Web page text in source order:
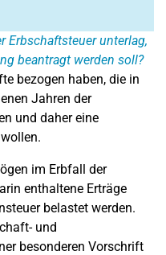
Erbschaftsteuer unterlag,
beantragt werden soll?
bezogen haben, die in
Jahren der
und daher eine
wollen.
im Erbfall der
enthaltene Erträge
belastet werden.
und
besonderen Vorschrift